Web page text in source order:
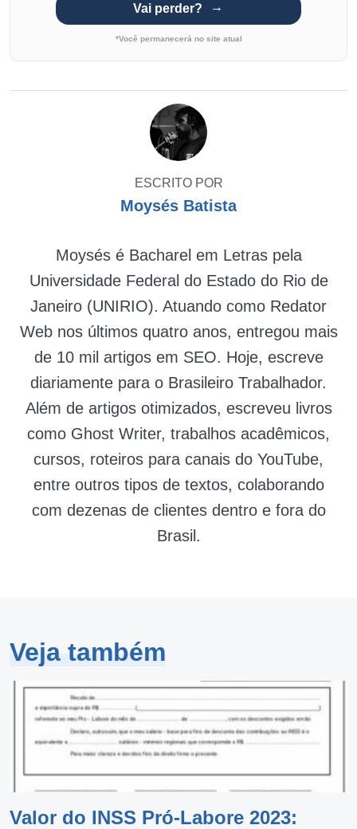
Vai perder?
*Você permanecerá no site atual
ESCRITO POR
Moysés Batista
Moysés é Bacharel em Letras pela
Universidade Federal do Estado do Rio de
Janeiro (UNIRIO). Atuando como Redator
Web nos últimos quatro anos, entregou mais
de 10 mil artigos em SEO. Hoje, escreve
diariamente para o Brasileiro Trabalhador.
Além de artigos otimizados, escreveu livros
como Ghost Writer, trabalhos acadêmicos,
cursos, roteiros para canais do YouTube,
entre outros tipos de textos, colaborando
com dezenas de clientes dentro e fora do
Brasil.
Veja também
Valor do INSS Pró-Labore 2023: